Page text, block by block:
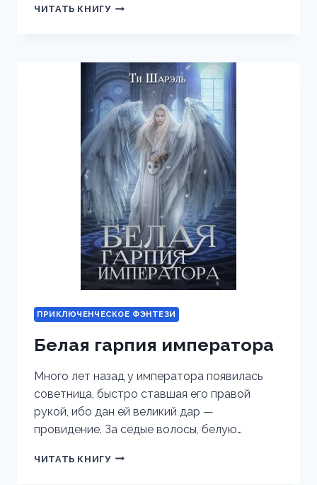
ЧИТАТЬ КНИГУСЕРЕНАДА
ПРИКЛЮЧЕНЧЕСКОЕ ФЭНТЕЗИ
Белая гарпия императора
Много лет назад у императора появилась
советница, быстро ставшая его правой
рукой, ибо дан ей великий дар —
провидение. За седые волосы, белую…
ЧИТАТЬ КНИГУБЕЛАЯ